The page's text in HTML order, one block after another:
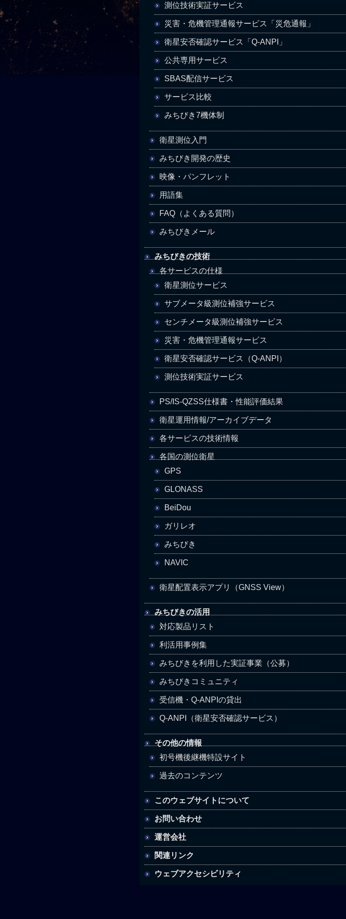
測位技術実証サービス
災害・危機管理通報サービス「災危通報」
衛星安否確認サービス「Q-ANPI」
公共専用サービス
SBAS配信サービス
サービス比較
みちびき7機体制
衛星測位入門
みちびき開発の歴史
映像・パンフレット
用語集
FAQ（よくある質問）
みちびきメール
みちびきの技術
各サービスの仕様
衛星測位サービス
サブメータ級測位補強サービス
センチメータ級測位補強サービス
災害・危機管理通報サービス
衛星安否確認サービス（Q-ANPI）
測位技術実証サービス
PS/IS-QZSS仕様書・性能評価結果
衛星運用情報/アーカイブデータ
各サービスの技術情報
各国の測位衛星
GPS
GLONASS
BeiDou
ガリレオ
みちびき
NAVIC
衛星配置表示アプリ（GNSS View）
みちびきの活用
対応製品リスト
利活用事例集
みちびきを利用した実証事業（公募）
みちびきコミュニティ
受信機・Q-ANPIの貸出
Q-ANPI（衛星安否確認サービス）
その他の情報
初号機後継機特設サイト
過去のコンテンツ
このウェブサイトについて
お問い合わせ
運営会社
関連リンク
ウェブアクセシビリティ